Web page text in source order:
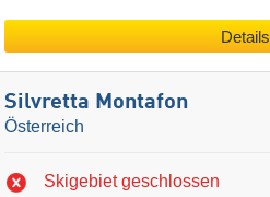
Details
Silvretta Montafon
Österreich
Skigebiet geschlossen